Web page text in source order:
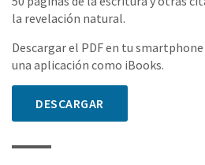
la revelación natural.
Descargar el PDF en tu
una aplicación como iBooks.
DESCARGAR